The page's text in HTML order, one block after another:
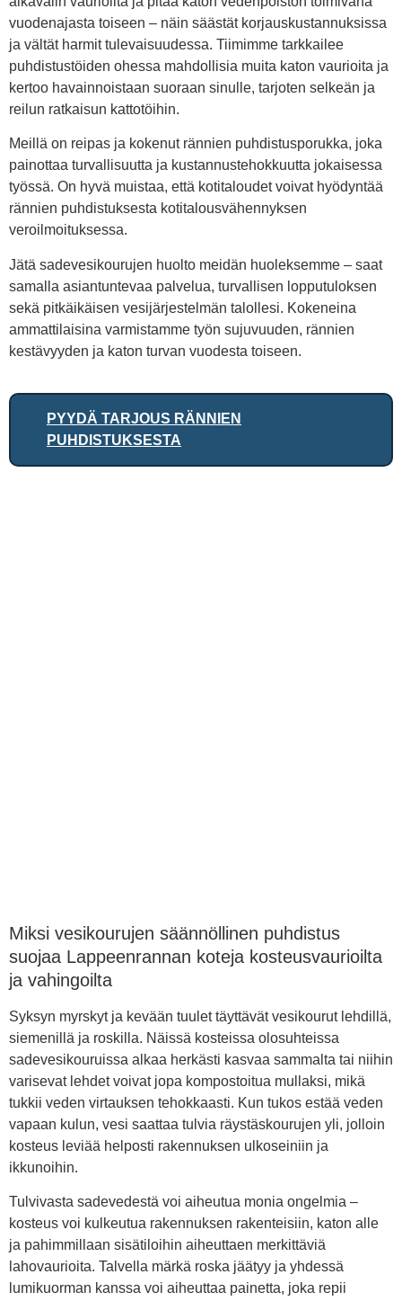
vuodenajasta toiseen – näin säästät korjauskustannuksissa
ja vältät harmit tulevaisuudessa. Tiimimme tarkkailee
puhdistustöiden ohessa mahdollisia muita katon vaurioita ja
kertoo havainnoistaan suoraan sinulle, tarjoten selkeän ja
reilun ratkaisun kattotöihin.
Meillä on reipas ja kokenut rännien puhdistusporukka, joka
painottaa turvallisuutta ja kustannustehokkuutta jokaisessa
työssä. On hyvä muistaa, että kotitaloudet voivat hyödyntää
rännien puhdistuksesta kotitalousvähennyksen
veroilmoituksessa.
Jätä sadevesikourujen huolto meidän huoleksemme – saat
samalla asiantuntevaa palvelua, turvallisen lopputuloksen
sekä pitkäikäisen vesijärjestelmän talollesi. Kokeneina
ammattilaisina varmistamme työn sujuvuuden, rännien
kestävyyden ja katon turvan vuodesta toiseen.
PYYDÄ TARJOUS RÄNNIEN
PUHDISTUKSESTA
Miksi vesikourujen säännöllinen puhdistus
suojaa Lappeenrannan koteja kosteusvaurioilta
ja vahingoilta
Syksyn myrskyt ja kevään tuulet täyttävät vesikourut lehdillä,
siemenillä ja roskilla. Näissä kosteissa olosuhteissa
sadevesikouruissa alkaa herkästi kasvaa sammalta tai niihin
varisevat lehdet voivat jopa kompostoitua mullaksi, mikä
tukkii veden virtauksen tehokkaasti. Kun tukos estää veden
vapaan kulun, vesi saattaa tulvia räystäskourujen yli, jolloin
kosteus leviää helposti rakennuksen ulkoseiniin ja
ikkunoihin.
Tulvivasta sadevedestä voi aiheutua monia ongelmia –
kosteus voi kulkeutua rakennuksen rakenteisiin, katon alle
ja pahimmillaan sisätiloihin aiheuttaen merkittäviä
lahovaurioita. Talvella märkä roska jäätyy ja yhdessä
lumikuorman kanssa voi aiheuttaa painetta, joka repii